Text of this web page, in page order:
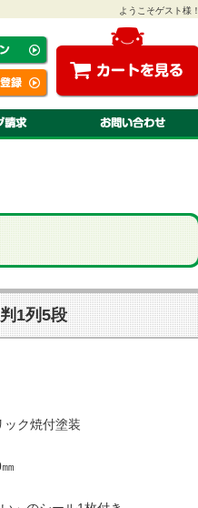
ようこそゲスト様！
1列5段
ク焼付塗装